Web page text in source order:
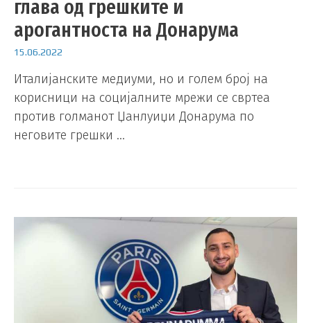
глава од грешките и
арогантноста на Донарума
15.06.2022
Италијанските медиуми, но и голем број на
корисници на социјалните мрежи се свртеа
против голманот Џанлуиџи Донарума по
неговите грешки …